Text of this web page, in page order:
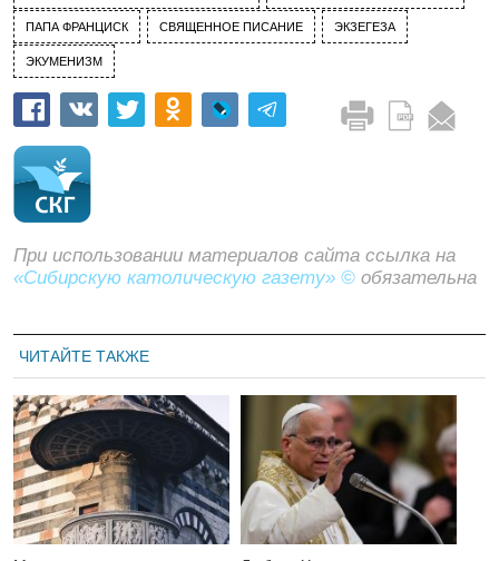
ПАПА ФРАНЦИСК СВЯЩЕННОЕ ПИСАНИЕ ЭКЗЕГЕЗА
ЭКУМЕНИЗМ
При использовании материалов сайта ссылка на
«Сибирскую католическую газету» © обязательна
ЧИТАЙТЕ ТАКЖЕ